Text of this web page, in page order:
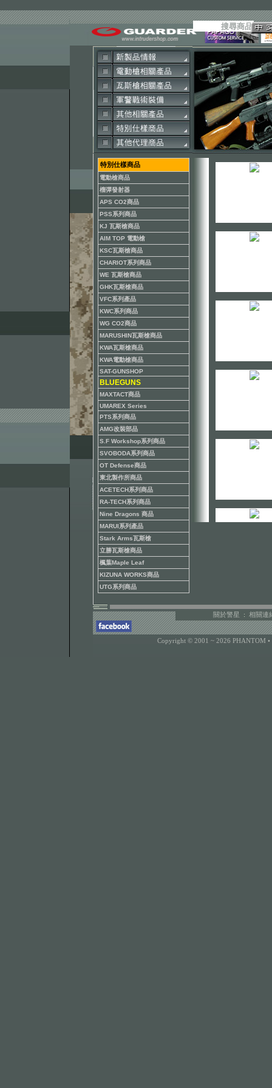
特別仕樣商品
電動槍商品
榴彈發射器
APS CO2商品
PSS系列商品
KJ 瓦斯槍商品
AIM TOP 電動槍
KSC瓦斯槍商品
CHARIOT系列商品
WE 瓦斯槍商品
GHK瓦斯槍商品
VFC系列產品
KWC系列商品
WG CO2商品
MARUSHIN瓦斯槍商品
KWA瓦斯槍商品
KWA電動槍商品
SAT-GUNSHOP
BLUEGUNS
MAXTACT商品
UMAREX Series
PTS系列商品
AMG改裝部品
S.F Workshop系列商品
SVOBODA系列商品
OT Defense商品
東北製作所商品
ACETECH系列商品
RA-TECH系列商品
Nine Dragons 商品
MARUI系列產品
Stark Arms瓦斯槍
立勝瓦斯槍商品
楓葉Maple Leaf
KIZUNA WORKS商品
UTG系列商品
關於警星 : 相關連
Copyright © 2001 ~ 2026 PHANTOM •